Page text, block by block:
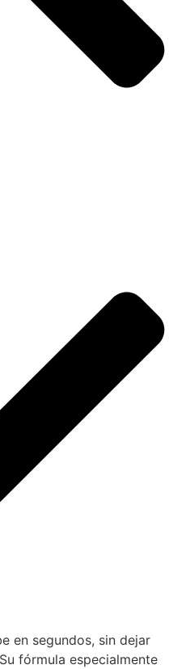
en segundos, sin dejar
fórmula especialmente